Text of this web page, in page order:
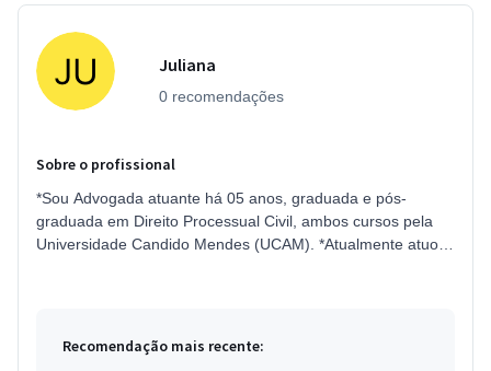
Juliana
0 recomendações
Sobre o profissional
*Sou Advogada atuante há 05 anos, graduada e pós-
graduada em Direito Processual Civil, ambos cursos pela
Universidade Candido Mendes (UCAM). *Atualmente atuo
Recomendação mais recente: